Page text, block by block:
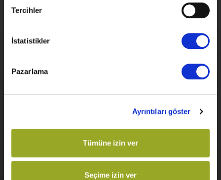
Tercihler
İstatistikler
Pazarlama
Ayrıntıları göster
Tümüne izin ver
Seçime izin ver